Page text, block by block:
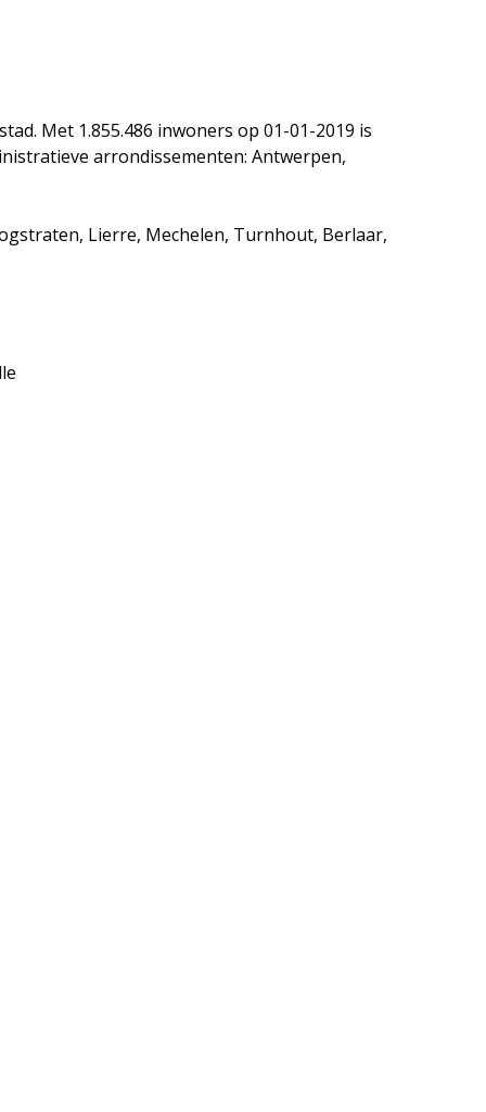
Met 1.855.486 inwoners op 01-01-2019 is
arrondissementen: Antwerpen,
Lierre, Mechelen, Turnhout, Berlaar,